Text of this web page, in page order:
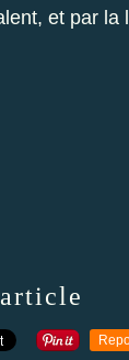
et par la